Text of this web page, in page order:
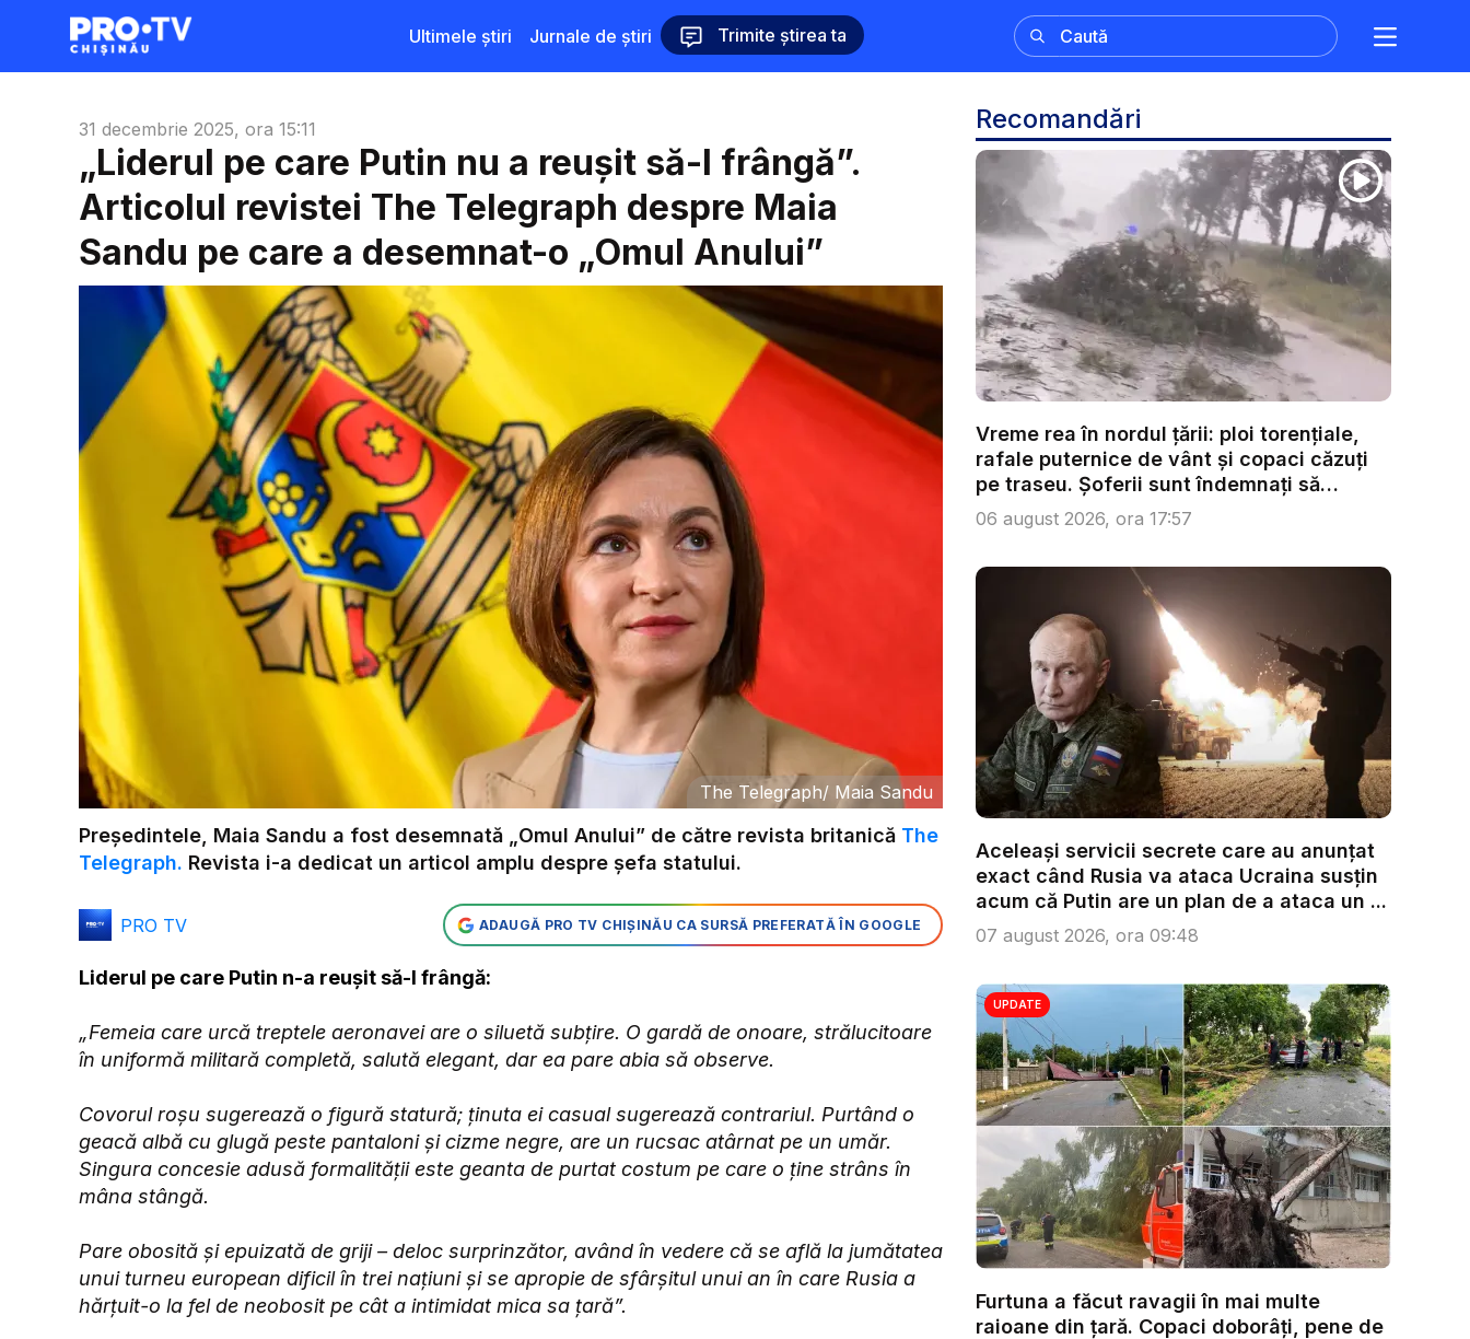
Ultimele știri Jurnale de știri Trimite știrea ta
31 decembrie 2025, ora 15:11
„Liderul pe care Putin nu a reușit să-l frângă”.
Articolul revistei The Telegraph despre Maia
Sandu pe care a desemnat-o „Omul Anului”
The Telegraph/ Maia Sandu
Președintele, Maia Sandu a fost desemnată „Omul Anului” de către revista britanică The
Telegraph. Revista i-a dedicat un articol amplu despre șefa statului.
PRO TV ADAUGĂ PRO TV CHIȘINĂU CA SURSĂ PREFERATĂ ÎN GOOGLE
Liderul pe care Putin n-a reușit să-l frângă:
„Femeia care urcă treptele aeronavei are o siluetă subțire. O gardă de onoare, strălucitoare
în uniformă militară completă, salută elegant, dar ea pare abia să observe.
Covorul roșu sugerează o figură statură; ținuta ei casual sugerează contrariul. Purtând o
geacă albă cu glugă peste pantaloni și cizme negre, are un rucsac atârnat pe un umăr.
Singura concesie adusă formalității este geanta de purtat costum pe care o ține strâns în
mâna stângă.
Pare obosită și epuizată de griji – deloc surprinzător, având în vedere că se află la jumătatea
unui turneu european dificil în trei națiuni și se apropie de sfârșitul unui an în care Rusia a
hărțuit-o la fel de neobosit pe cât a intimidat mica sa țară”.
Recomandări
Vreme rea în nordul țării: ploi torențiale,
rafale puternice de vânt și copaci căzuți
pe traseu. Șoferii sunt îndemnați să
condu...
06 august 2026, ora 17:57
Aceleași servicii secrete care au anunțat
exact când Rusia va ataca Ucraina susțin
acum că Putin are un plan de a ataca un ...
07 august 2026, ora 09:48
UPDATE
Furtuna a făcut ravagii în mai multe
raioane din țară. Copaci doborâți, pene de